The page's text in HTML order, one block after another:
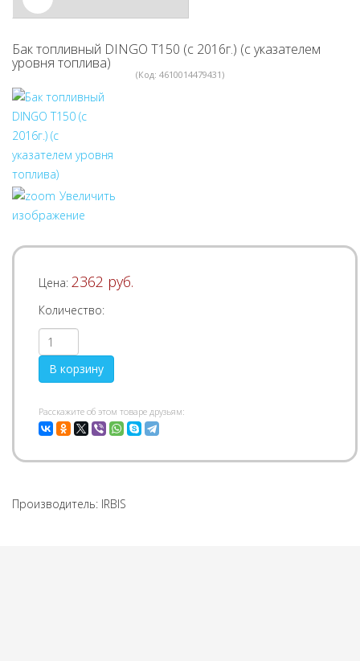
Бак топливный DINGO T150 (с 2016г.) (с указателем
уровня топлива)
(Код: 4610014479431)
Увеличить
изображение
Цена: 2362 руб.
Количество:
Pасскажите об этом товаре друзьям:
Производитель: IRBIS